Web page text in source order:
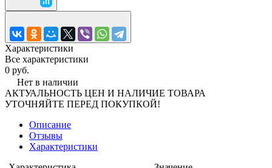
Характеристики
Все характеристики
0 руб.
Нет в наличии
АКТУАЛЬНОСТЬ ЦЕН И НАЛИЧИЕ ТОВАРА
УТОЧНЯЙТЕ ПЕРЕД ПОКУПКОЙ!
Описание
Отзывы
Характеристики